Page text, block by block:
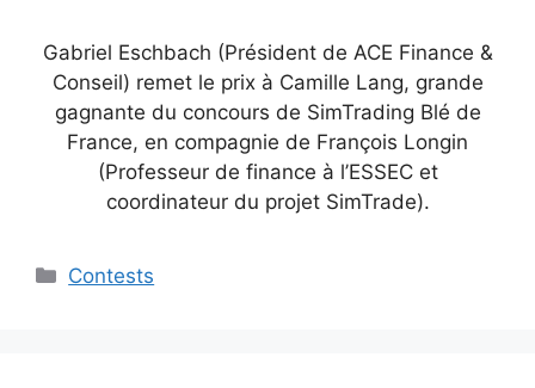
Gabriel Eschbach (Président de ACE Finance &
Conseil) remet le prix à Camille Lang, grande
gagnante du concours de SimTrading Blé de
France, en compagnie de François Longin
(Professeur de finance à l’ESSEC et
coordinateur du projet SimTrade).
Categories
Contests